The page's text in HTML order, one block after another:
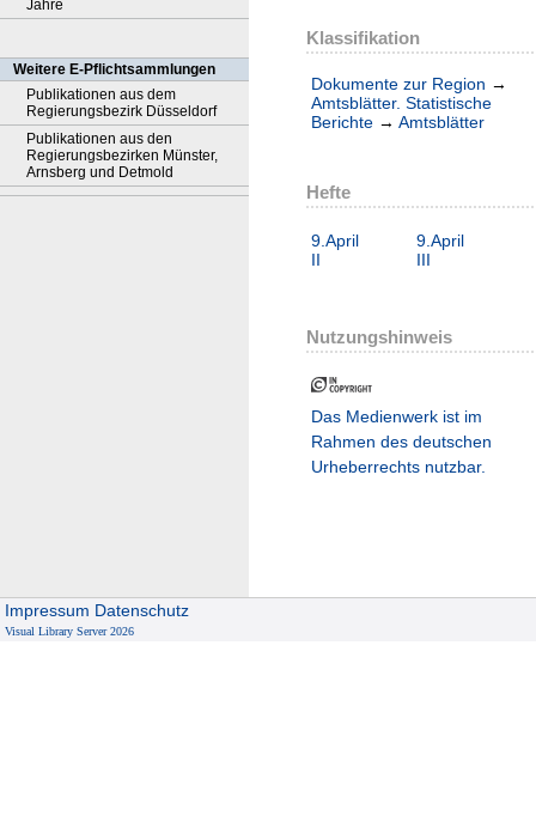
Jahre
Weitere E-Pflichtsammlungen
Publikationen aus dem
Regierungsbezirk Düsseldorf
Publikationen aus den
Regierungsbezirken Münster,
Arnsberg und Detmold
Klassifikation
Dokumente zur Region →
Amtsblätter. Statistische
Berichte → Amtsblätter
Hefte
9.April
II
9.April
III
Nutzungshinweis
Das Medienwerk ist im
Rahmen des deutschen
Urheberrechts nutzbar.
Impressum Datenschutz
Visual Library Server 2026